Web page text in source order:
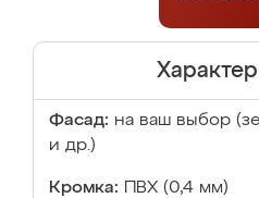
Фасад: на ваш выбор
и др.)
Кромка: ПВХ (0,4 мм)